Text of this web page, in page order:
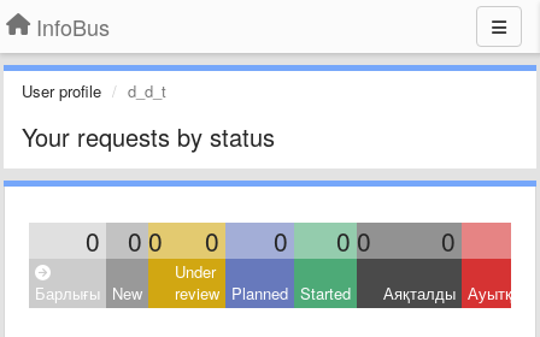
InfoBus
User profile d_d_t
Your requests by status
0 0 0 0 0 0 0 0
Барлығы New
Under
review Planned Started Аяқталды